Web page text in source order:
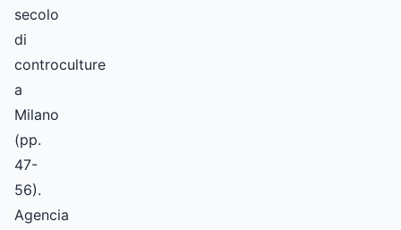
secolo
di
controculture
a
Milano
(pp.
47-
56).
Agencia